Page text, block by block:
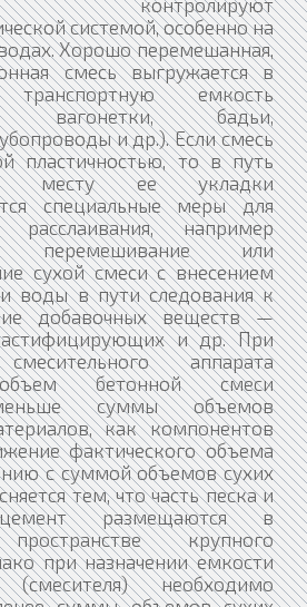
контролируют
системой, особенно на
Хорошо перемешанная,
смесь выгружается в
емкость
вагонетки, бадьи,
и др.). Если смесь
пластичностью, то в путь
к месту ее укладки
специальные меры для
расслаивания, например
перемешивание или
сухой смеси с внесением
воды в пути следования к
добавочных веществ —
и др. При
аппарата
бетонной смеси
суммы объемов
как компонентов
фактического объема
с суммой объемов сухих
тем, что часть песка и
размещаются в
крупного
при назначении емкости
(смесителя) необходимо